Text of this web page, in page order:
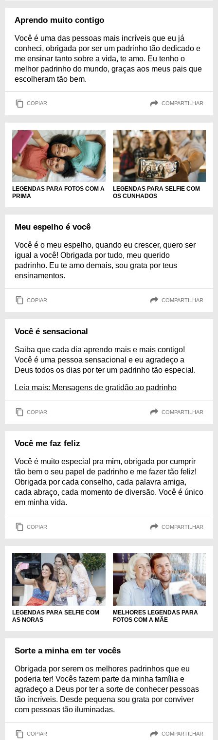
Aprendo muito contigo
Você é uma das pessoas mais incríveis que eu já
conheci, obrigada por ser um padrinho tão dedicado e
me ensinar tanto sobre a vida, te amo. Eu tenho o
melhor padrinho do mundo, graças aos meus pais que
escolheram tão bem.
COPIAR COMPARTILHAR
LEGENDAS PARA FOTOS COM A
PRIMA
LEGENDAS PARA SELFIE COM
OS CUNHADOS
Meu espelho é você
Você é o meu espelho, quando eu crescer, quero ser
igual a você! Obrigada por tudo, meu querido
padrinho. Eu te amo demais, sou grata por teus
ensinamentos.
COPIAR COMPARTILHAR
Você é sensacional
Saiba que cada dia aprendo mais e mais contigo!
Você é uma pessoa sensacional e eu agradeço a
Deus todos os dias por ter um padrinho tão especial.
Leia mais: Mensagens de gratidão ao padrinho
COPIAR COMPARTILHAR
Você me faz feliz
Você é muito especial pra mim, obrigada por cumprir
tão bem o seu papel de padrinho e me fazer tão feliz!
Obrigada por cada conselho, cada palavra amiga,
cada abraço, cada momento de diversão. Você é único
em minha vida.
COPIAR COMPARTILHAR
LEGENDAS PARA SELFIE COM
AS NORAS
MELHORES LEGENDAS PARA
FOTOS COM A MÃE
Sorte a minha em ter vocês
Obrigada por serem os melhores padrinhos que eu
poderia ter! Vocês fazem parte da minha família e
agradeço a Deus por ter a sorte de conhecer pessoas
tão incríveis. Desde pequena sou grata por conviver
com pessoas tão iluminadas.
COPIAR COMPARTILHAR